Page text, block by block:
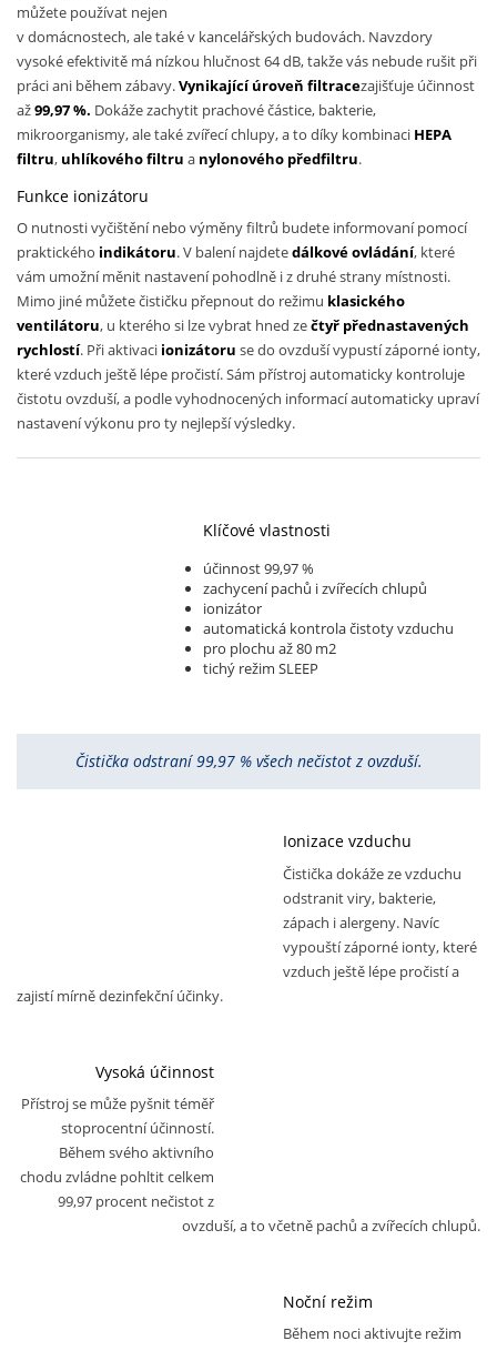
můžete používat nejen
v domácnostech, ale také v kancelářských budovách. Navzdory
vysoké efektivitě má nízkou hlučnost 64 dB, takže vás nebude rušit při
práci ani během zábavy.Vynikající úroveň filtracezajišťuje účinnost
až99,97 %. Dokáže zachytit prachové částice, bakterie,
mikroorganismy, ale také zvířecí chlupy, a to díky kombinaci HEPA
filtru, uhlíkového filtru a nylonového předfiltru.
Funkce ionizátoru
O nutnosti vyčištění nebo výměny filtrů budete informovaní pomocí
praktického indikátoru. V balení najdetedálkové ovládání, které
vám umožní měnit nastavení pohodlně i z druhé strany místnosti.
Mimo jiné můžete čističku přepnout do režimu klasického
ventilátoru, u kterého si lze vybrat hned zečtyř přednastavených
rychlostí. Při aktivaci ionizátoru se do ovzduší vypustí záporné ionty,
které vzduch ještě lépe pročistí. Sám přístroj automaticky kontroluje
čistotu ovzduší, a podle vyhodnocených informací automaticky upraví
nastavení výkonu pro ty nejlepší výsledky.
Klíčové vlastnosti
účinnost 99,97 %
zachycení pachů i zvířecích chlupů
ionizátor
automatická kontrola čistoty vzduchu
pro plochu až 80 m2
tichý režim SLEEP
Čistička odstraní 99,97 % všech nečistot z ovzduší.
Ionizace vzduchu
Čistička dokáže ze vzduchu
odstranit viry, bakterie,
zápach i alergeny. Navíc
vypouští záporné ionty, které
vzduch ještě lépe pročistí a
zajistí mírně dezinfekční účinky.
Vysoká účinnost
Přístroj se může pyšnit téměř
stoprocentní účinností.
Během svého aktivního
chodu zvládne pohltit celkem
99,97 procent nečistot z
ovzduší, a to včetně pachů a zvířecích chlupů.
Noční režim
Během noci aktivujte režim